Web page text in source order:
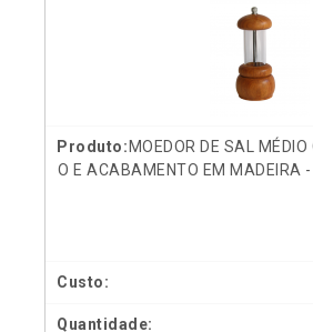
MOEDOR DE SAL
O E ACABAMENTO EM MADEIRA -